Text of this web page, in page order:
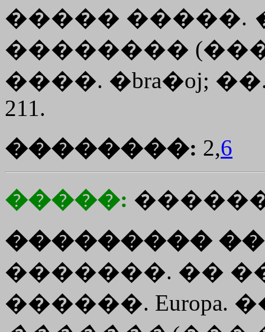
����� �����.
��������
����. �bra�oj;
211.
��������: 2,6
�����:
���������
�������. ��
������. Europa.